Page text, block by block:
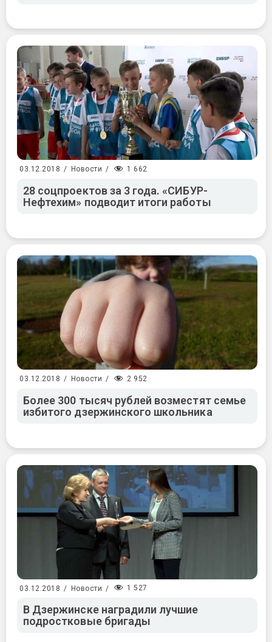
03.12.2018 / Новости / 1 662
28 соцпроектов за 3 года. «СИБУР-
Нефтехим» подводит итоги работы
03.12.2018 / Новости / 2 952
Более 300 тысяч рублей возместят семье
избитого дзержинского школьника
03.12.2018 / Новости / 1 527
В Дзержинске наградили лучшие
подростковые бригады